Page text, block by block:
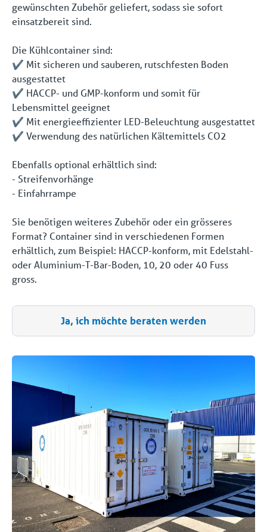
gewünschten Zubehör geliefert, sodass sie sofort
einsatzbereit sind.
Die Kühlcontainer sind:
✔️ Mit sicheren und sauberen, rutschfesten Boden
ausgestattet
✔️ HACCP- und GMP-konform und somit für
Lebensmittel geeignet
✔️ Mit energieeffizienter LED-Beleuchtung ausgestattet
✔️ Verwendung des natürlichen Kältemittels CO2
Ebenfalls optional erhältlich sind:
- Streifenvorhänge
- Einfahrrampe
Sie benötigen weiteres Zubehör oder ein grösseres
Format? Container sind in verschiedenen Formen
erhältlich, zum Beispiel: HACCP-konform, mit Edelstahl-
oder Aluminium-T-Bar-Boden, 10, 20 oder 40 Fuss
gross.
Ja, ich möchte beraten werden